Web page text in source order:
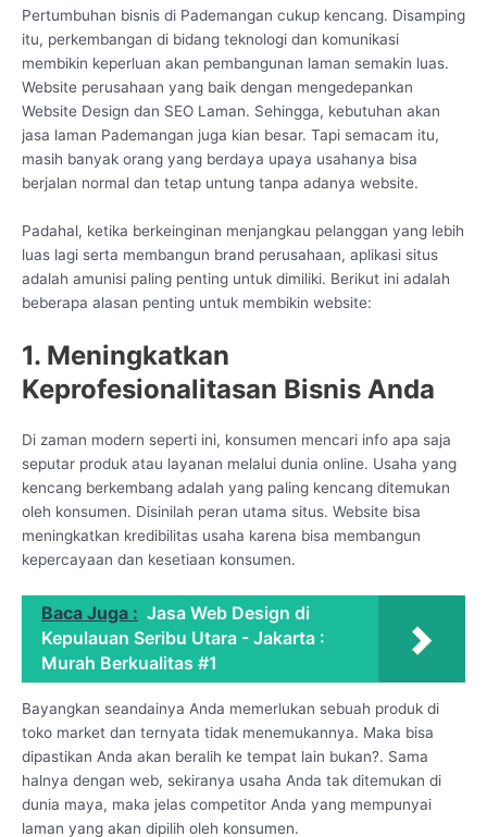
Pertumbuhan bisnis di Pademangan cukup kencang. Disamping
itu, perkembangan di bidang teknologi dan komunikasi
membikin keperluan akan pembangunan laman semakin luas.
Website perusahaan yang baik dengan mengedepankan
Website Design dan SEO Laman. Sehingga, kebutuhan akan
jasa laman Pademangan juga kian besar. Tapi semacam itu,
masih banyak orang yang berdaya upaya usahanya bisa
berjalan normal dan tetap untung tanpa adanya website.
Padahal, ketika berkeinginan menjangkau pelanggan yang lebih
luas lagi serta membangun brand perusahaan, aplikasi situs
adalah amunisi paling penting untuk dimiliki. Berikut ini adalah
beberapa alasan penting untuk membikin website:
1. Meningkatkan
Keprofesionalitasan Bisnis Anda
Di zaman modern seperti ini, konsumen mencari info apa saja
seputar produk atau layanan melalui dunia online. Usaha yang
kencang berkembang adalah yang paling kencang ditemukan
oleh konsumen. Disinilah peran utama situs. Website bisa
meningkatkan kredibilitas usaha karena bisa membangun
kepercayaan dan kesetiaan konsumen.
Baca Juga : Jasa Web Design di
Kepulauan Seribu Utara - Jakarta :
Murah Berkualitas #1
Bayangkan seandainya Anda memerlukan sebuah produk di
toko market dan ternyata tidak menemukannya. Maka bisa
dipastikan Anda akan beralih ke tempat lain bukan?. Sama
halnya dengan web, sekiranya usaha Anda tak ditemukan di
dunia maya, maka jelas competitor Anda yang mempunyai
laman yang akan dipilih oleh konsumen.